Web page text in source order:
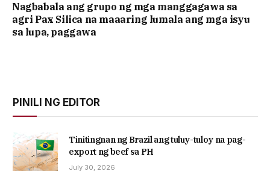
Nagbabala ang grupo ng mga manggagawa sa
agri Pax Silica na maaaring lumala ang mga isyu
sa lupa, paggawa
PINILI NG EDITOR
Tinitingnan ng Brazil ang tuluy-tuloy na pag-
export ng beef sa PH
July 30, 2026